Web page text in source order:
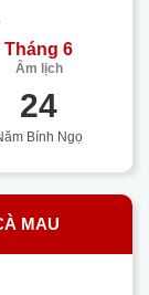
Tháng 6
Âm lịch
24
Bính Ngọ
MAU